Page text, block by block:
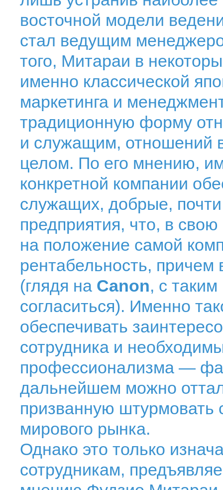
восточной модели
стал ведущим
того, Митараи в
именно классической
маркетинга и
традиционную форму
и служащим, отношений
целом. По его мнению,
конкретной компании
служащих, добрые,
предприятия, что, в
на положение самой
рентабельность, причем
(глядя на Canon, с
согласиться). Именно
обеспечивать
сотрудника и
профессионализма —
дальнейшем можно
призванную
мирового рынка.
Однако это только
сотрудникам,